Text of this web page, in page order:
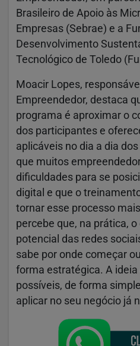
Brasileiro de Apoio às
Empresas (Sebrae) e a
Desenvolvimento
Tecnológico de Toledo
Moacir Lopes,
Empreendedor, destaca
programa é aproximar o
dos participantes e
aplicáveis no dia a dia
que muitos
dificuldades para se
digital e que o
tornar esse processo
percebe que, na prática,
potencial das redes
sabe por onde começar
forma estratégica. A
possíveis, de forma
aplicar no seu negócio já